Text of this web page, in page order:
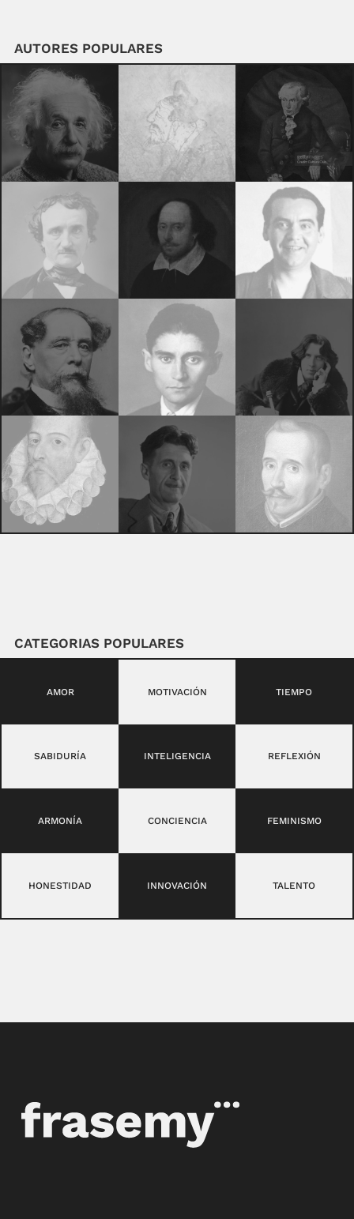
AUTORES POPULARES
CATEGORIAS POPULARES
AMOR MOTIVACIÓN TIEMPO
SABIDURÍA INTELIGENCIA REFLEXIÓN
ARMONÍA CONCIENCIA FEMINISMO
HONESTIDAD INNOVACIÓN TALENTO